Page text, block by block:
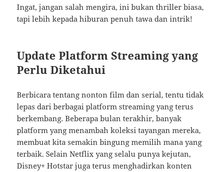
Ingat, jangan salah mengira, ini bukan thriller biasa,
tapi lebih kepada hiburan penuh tawa dan intrik!
Update Platform Streaming yang
Perlu Diketahui
Berbicara tentang nonton film dan serial, tentu tidak
lepas dari berbagai platform streaming yang terus
berkembang. Beberapa bulan terakhir, banyak
platform yang menambah koleksi tayangan mereka,
membuat kita semakin bingung memilih mana yang
terbaik. Selain Netflix yang selalu punya kejutan,
Disney+ Hotstar juga terus menghadirkan konten